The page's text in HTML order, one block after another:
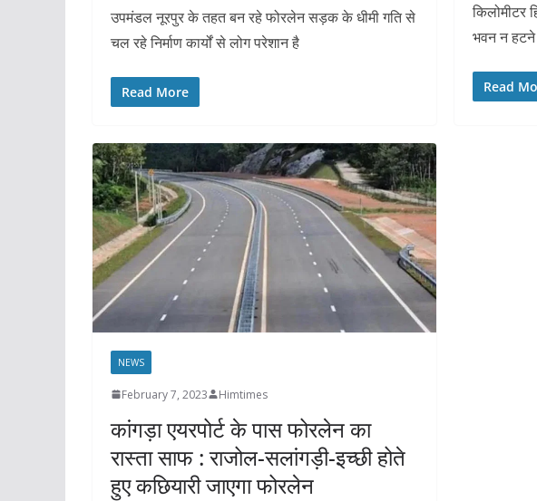
उपमंडल नूरपुर के तहत बन रहे फोरलेन सड़क के धीमी गति से
चल रहे निर्माण कार्यों से लोग परेशान है
Read More
किलोमीटर
भवन न हटने
Read
NEWS
February 7, 2023 Himtimes
कांगड़ा एयरपोर्ट के पास फोरलेन का
रास्ता साफ : राजोल-सलांगड़ी-इच्छी होते
हुए कछियारी जाएगा फोरलेन